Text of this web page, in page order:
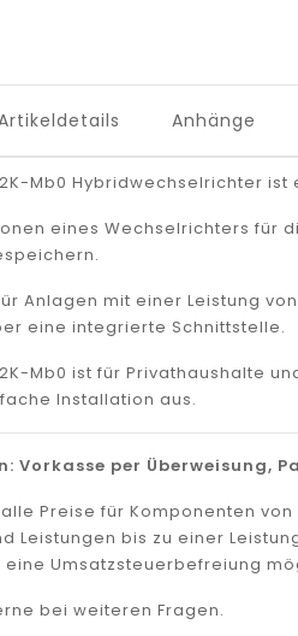
Anhänge
Mb0 Hybridwechselrichter
eines Wechselrichters für
Anlagen mit einer Leistung
eine integrierte Schnittstelle.
Mb0 ist für Privathaushalte
Installation aus.
Vorkasse per Überweisung,
alle Preise für Komponenten
Leistungen bis zu einer
eine Umsatzsteuerbefreiung
bei weiteren Fragen.